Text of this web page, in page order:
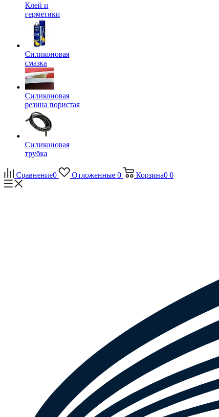
Клей и
герметики
Силиконовая
смазка
Силиконовая
резина пористая
Силиконовая
трубка
Сравнение0 Отложенные 0 Корзина0 0